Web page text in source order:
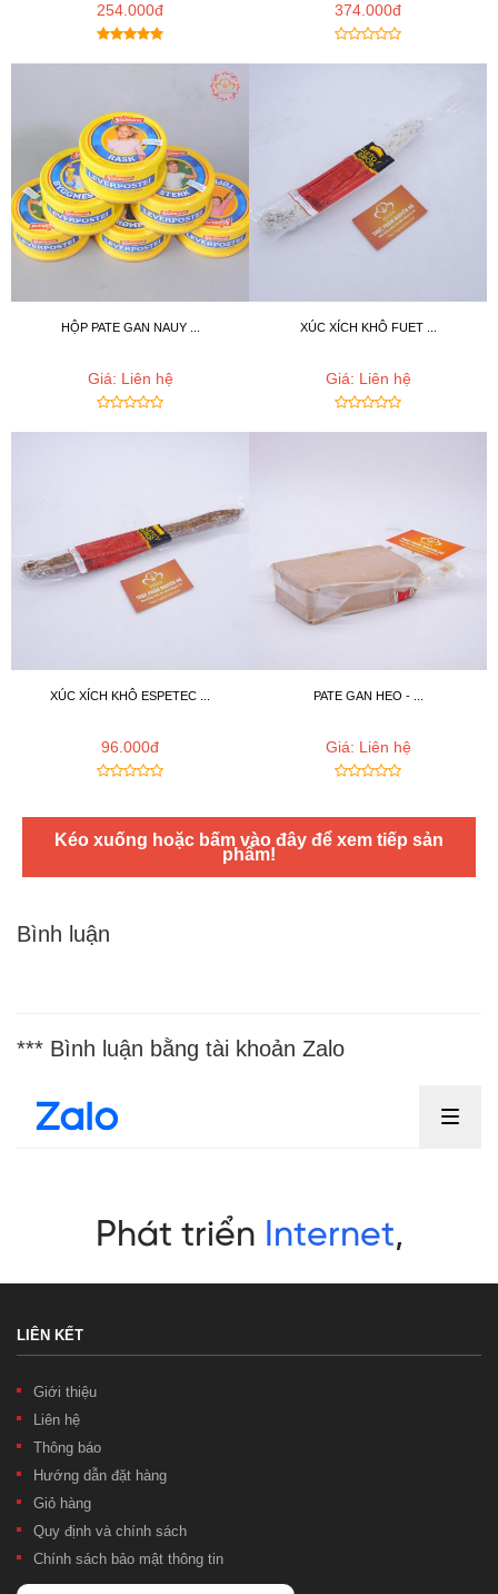
254.000đ 374.000đ
HỘP PATE GAN NAUY ...
Giá: Liên hệ
XÚC XÍCH KHÔ FUET ...
Giá: Liên hệ
XÚC XÍCH KHÔ ESPETEC ...
96.000đ
PATE GAN HEO - ...
Giá: Liên hệ
Kéo xuống hoặc bấm vào đây để xem tiếp sản
phẩm!
Bình luận
*** Bình luận bằng tài khoản Zalo
LIÊN KẾT
Giới thiệu
Liên hệ
Thông báo
Hướng dẫn đặt hàng
Giỏ hàng
Quy định và chính sách
Chính sách bảo mật thông tin